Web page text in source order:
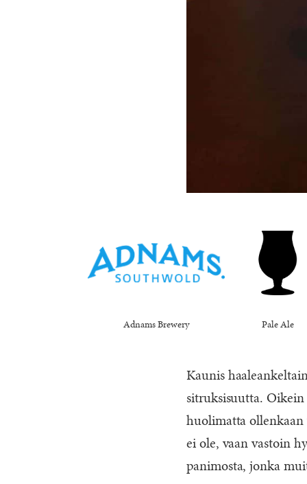
Adnams Brewery Pale Ale
Kaunis
sitruksisuutta.
huolimatta
ei ole, vaan vastoin
panimosta, jonka